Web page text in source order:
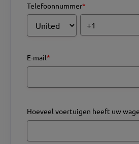
Telefoonnummer*
E-mail*
Hoeveel voertuigen heeft uw